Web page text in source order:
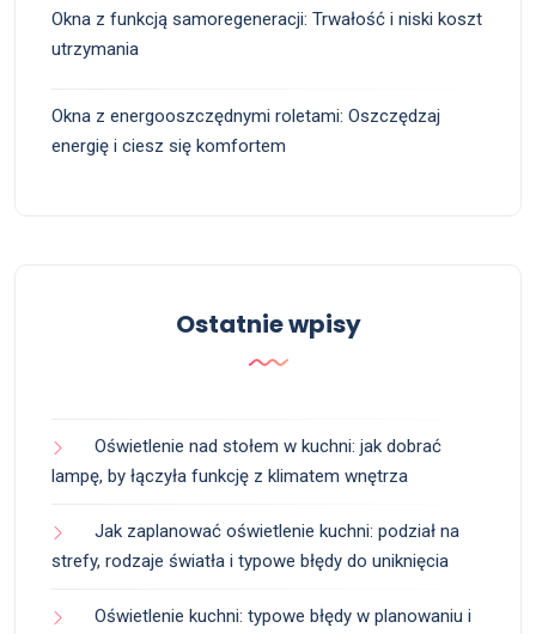
Okna z funkcją samoregeneracji: Trwałość i niski koszt
utrzymania
Okna z energooszczędnymi roletami: Oszczędzaj
energię i ciesz się komfortem
Ostatnie wpisy
Oświetlenie nad stołem w kuchni: jak dobrać
lampę, by łączyła funkcję z klimatem wnętrza
Jak zaplanować oświetlenie kuchni: podział na
strefy, rodzaje światła i typowe błędy do uniknięcia
Oświetlenie kuchni: typowe błędy w planowaniu i